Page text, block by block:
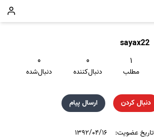
sayax22
۱
مطلب
۰
دنبال‌کننده
۰
دنبال‌شده
دنبال کردن ارسال پیام
تاریخ عضویت: ۱۳۹۲/۰۴/۱۶